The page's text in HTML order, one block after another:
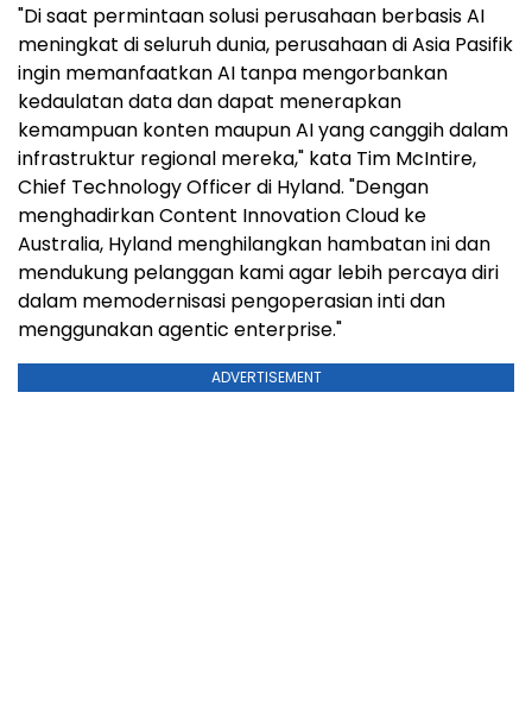
"Di saat permintaan solusi perusahaan berbasis AI
meningkat di seluruh dunia, perusahaan di Asia Pasifik
ingin memanfaatkan AI tanpa mengorbankan
kedaulatan data dan dapat menerapkan
kemampuan konten maupun AI yang canggih dalam
infrastruktur regional mereka," kata Tim McIntire,
Chief Technology Officer di Hyland. "Dengan
menghadirkan Content Innovation Cloud ke
Australia, Hyland menghilangkan hambatan ini dan
mendukung pelanggan kami agar lebih percaya diri
dalam memodernisasi pengoperasian inti dan
menggunakan agentic enterprise."
ADVERTISEMENT